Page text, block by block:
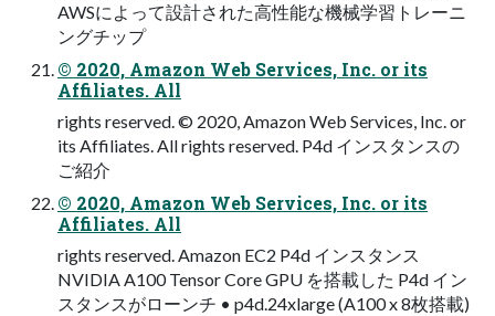
AWSによって設計された高性能な機械学習トレーニ
ングチップ
© 2020, Amazon Web Services, Inc. or its
Affiliates. All
rights reserved. © 2020, Amazon Web Services, Inc. or
its Affiliates. All rights reserved. P4d インスタンスの
ご紹介
© 2020, Amazon Web Services, Inc. or its
Affiliates. All
rights reserved. Amazon EC2 P4d インスタンス
NVIDIA A100 Tensor Core GPU を搭載した P4d イン
スタンスがローンチ • p4d.24xlarge (A100 x 8枚搭載)